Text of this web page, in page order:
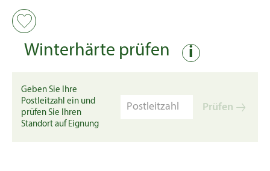
Winterhärte prüfen i
Geben Sie Ihre
Postleitzahl ein und
prüfen Sie Ihren
Standort auf Eignung
Prüfen